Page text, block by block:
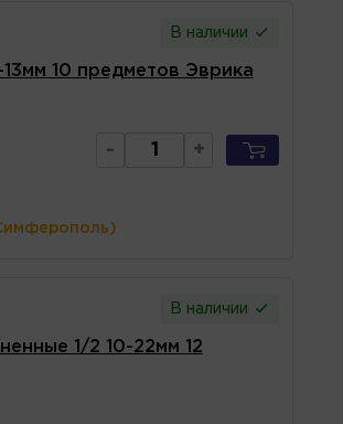
В наличии
10 предметов Эврика
- +
В наличии
1/2 10-22мм 12